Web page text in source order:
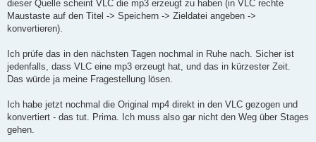
dieser Quelle scheint VLC die mp3 erzeugt zu haben (in VLC rechte
Maustaste auf den Titel -> Speichern -> Zieldatei angeben ->
konvertieren).
Ich prüfe das in den nächsten Tagen nochmal in Ruhe nach. Sicher ist
jedenfalls, dass VLC eine mp3 erzeugt hat, und das in kürzester Zeit.
Das würde ja meine Fragestellung lösen.
Ich habe jetzt nochmal die Original mp4 direkt in den VLC gezogen und
konvertiert - das tut. Prima. Ich muss also gar nicht den Weg über Stages
gehen.